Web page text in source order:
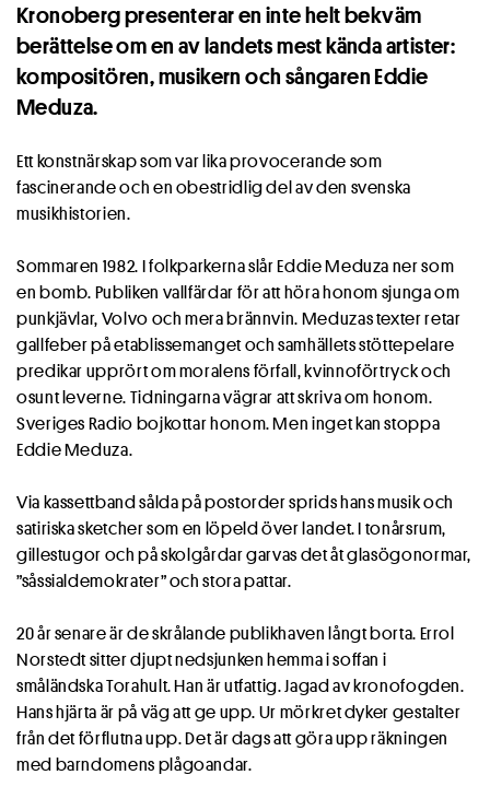
Kronoberg presenterar en inte helt bekväm
berättelse om en av landets mest kända artister:
kompositören, musikern och sångaren Eddie
Meduza.
Ett konstnärskap som var lika provocerande som
fascinerande och en obestridlig del av den svenska
musikhistorien.
Sommaren 1982. I folkparkerna slår Eddie Meduza ner som
en bomb. Publiken vallfärdar för att höra honom sjunga om
punkjävlar, Volvo och mera brännvin. Meduzas texter retar
gallfeber på etablissemanget och samhällets stöttepelare
predikar upprört om moralens förfall, kvinnoförtryck och
osunt leverne. Tidningarna vägrar att skriva om honom.
Sveriges Radio bojkottar honom. Men inget kan stoppa
Eddie Meduza.
Via kassettband sålda på postorder sprids hans musik och
satiriska sketcher som en löpeld över landet. I tonårsrum,
gillestugor och på skolgårdar garvas det åt glasögonormar,
”såssialdemokrater” och stora pattar.
20 år senare är de skrålande publikhaven långt borta. Errol
Norstedt sitter djupt nedsjunken hemma i soffan i
småländska Torahult. Han är utfattig. Jagad av kronofogden.
Hans hjärta är på väg att ge upp. Ur mörkret dyker gestalter
från det förflutna upp. Det är dags att göra upp räkningen
med barndomens plågoandar.